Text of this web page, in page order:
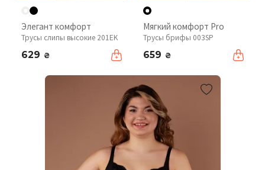
Элегант комфорт
Трусы слипы высокие 201EK
629 ₴
Мягкий комфорт Pro
Трусы брифы 003SP
659 ₴